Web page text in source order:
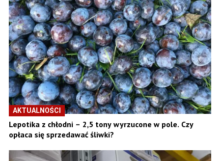
AKTUALNOŚCI
Lepotika z chłodni – 2,5 tony wyrzucone w pole. Czy
opłaca się sprzedawać śliwki?